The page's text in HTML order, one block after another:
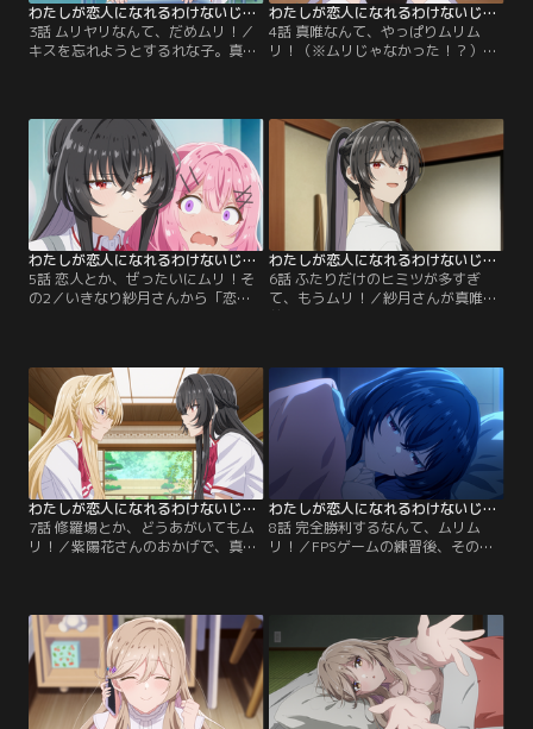
わたしが恋人になれるわけないじゃん、ムリムリ！（※ムリじゃなかった！？） 第03話
3話 ムリヤリなんて、だめムリ！／
キスを忘れようとするれな子。真唯
したりして舞い上がるれな子。真唯
には浮気者って言われたけど、そも
そも恋人じゃないから！ そして紫陽
花さんが家に遊びに来た日、なんと
真唯も駆けつけ、妹の遥奈も巻き込
んで4人で遊ぶことに…。
わたしが恋人になれるわけないじゃん、ムリムリ！（※ムリじゃなかった！？） 第04話
4話 真唯なんて、やっぱりムリム
リ！（※ムリじゃなかった！？）／
られる。ヤケになった真唯は紗月さ
んにとんでもない発言をした挙句、
恋人募集パーティーを決意したらし
い。何でそうなるの！？ 会場のホテ
ルに駆けつけ、お互い水着姿で対峙
するれな子と真唯。
わたしが恋人になれるわけないじゃん、ムリムリ！（※ムリじゃなかった！？） 第05話
5話 恋人とか、ぜったいにムリ！そ
の2／いきなり紗月さんから「恋人
ら、と二週間だけ恋人になること
に。そんな様子を紫陽花さんが気に
してる！？ いやそんなはずないよ
ね。一方真唯は余裕の表情だ。紗月
さんとは距離が縮まった気がするけ
ど、これって…。
わたしが恋人になれるわけないじゃん、ムリムリ！（※ムリじゃなかった！？） 第06話
6話 ふたりだけのヒミツが多すぎ
て、もうムリ！／紗月さんが真唯の
前で恋人ムーブをしてきて困惑する
事実を打ち明けたのに、とっくに見
抜かれてたなんて！ ショックのあま
り逃げ出したれな子を、紗月さんが
見つけてくれて、なんやかんやでそ
の日は紗月さんの家に泊まること
わたしが恋人になれるわけないじゃん、ムリムリ！（※ムリじゃなかった！？） 第07話
7話 修羅場とか、どうあがいてもム
リ！／紫陽花さんのおかげで、真唯
いきや、舌戦の果てに紗月さんがれ
な子との秘密の写真を大暴露。ちょ
っとぉ！？ そのせいで話がこじれ
て、FPSゲームで勝負することにな
っちゃった！
わたしが恋人になれるわけないじゃん、ムリムリ！（※ムリじゃなかった！？） 第08話
8話 完全勝利するなんて、ムリム
リ！／FPSゲームの練習後、そのま
微笑んだ。……やっぱりわたし、ふ
たりに仲直りしてほしい。かくして
訪れた決戦は、二転三転の大バト
ル。持ち前のパーフェクトっぷりで
優位に立つ真唯や経験とスキルで勝
るれな子に対して…。